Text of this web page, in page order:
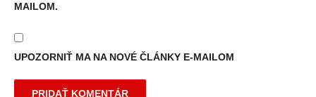
MAILOM.
UPOZORNIŤ MA NA NOVÉ ČLÁNKY E-MAILOM